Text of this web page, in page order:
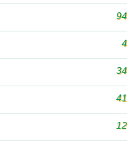
94
4
34
41
12